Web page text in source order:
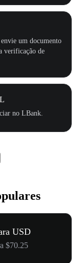
um documento
verificação de
no LBank.
USD
$70.25